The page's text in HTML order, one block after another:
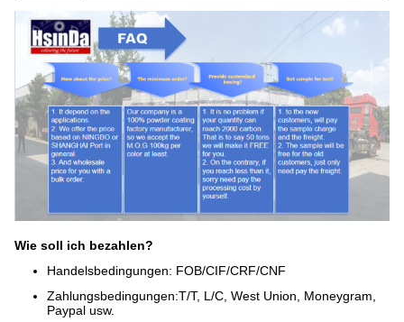
Wie soll ich bezahlen?
Handelsbedingungen: FOB/CIF/CRF/CNF
Zahlungsbedingungen:T/T, L/C, West Union, Moneygram,
Paypal usw.